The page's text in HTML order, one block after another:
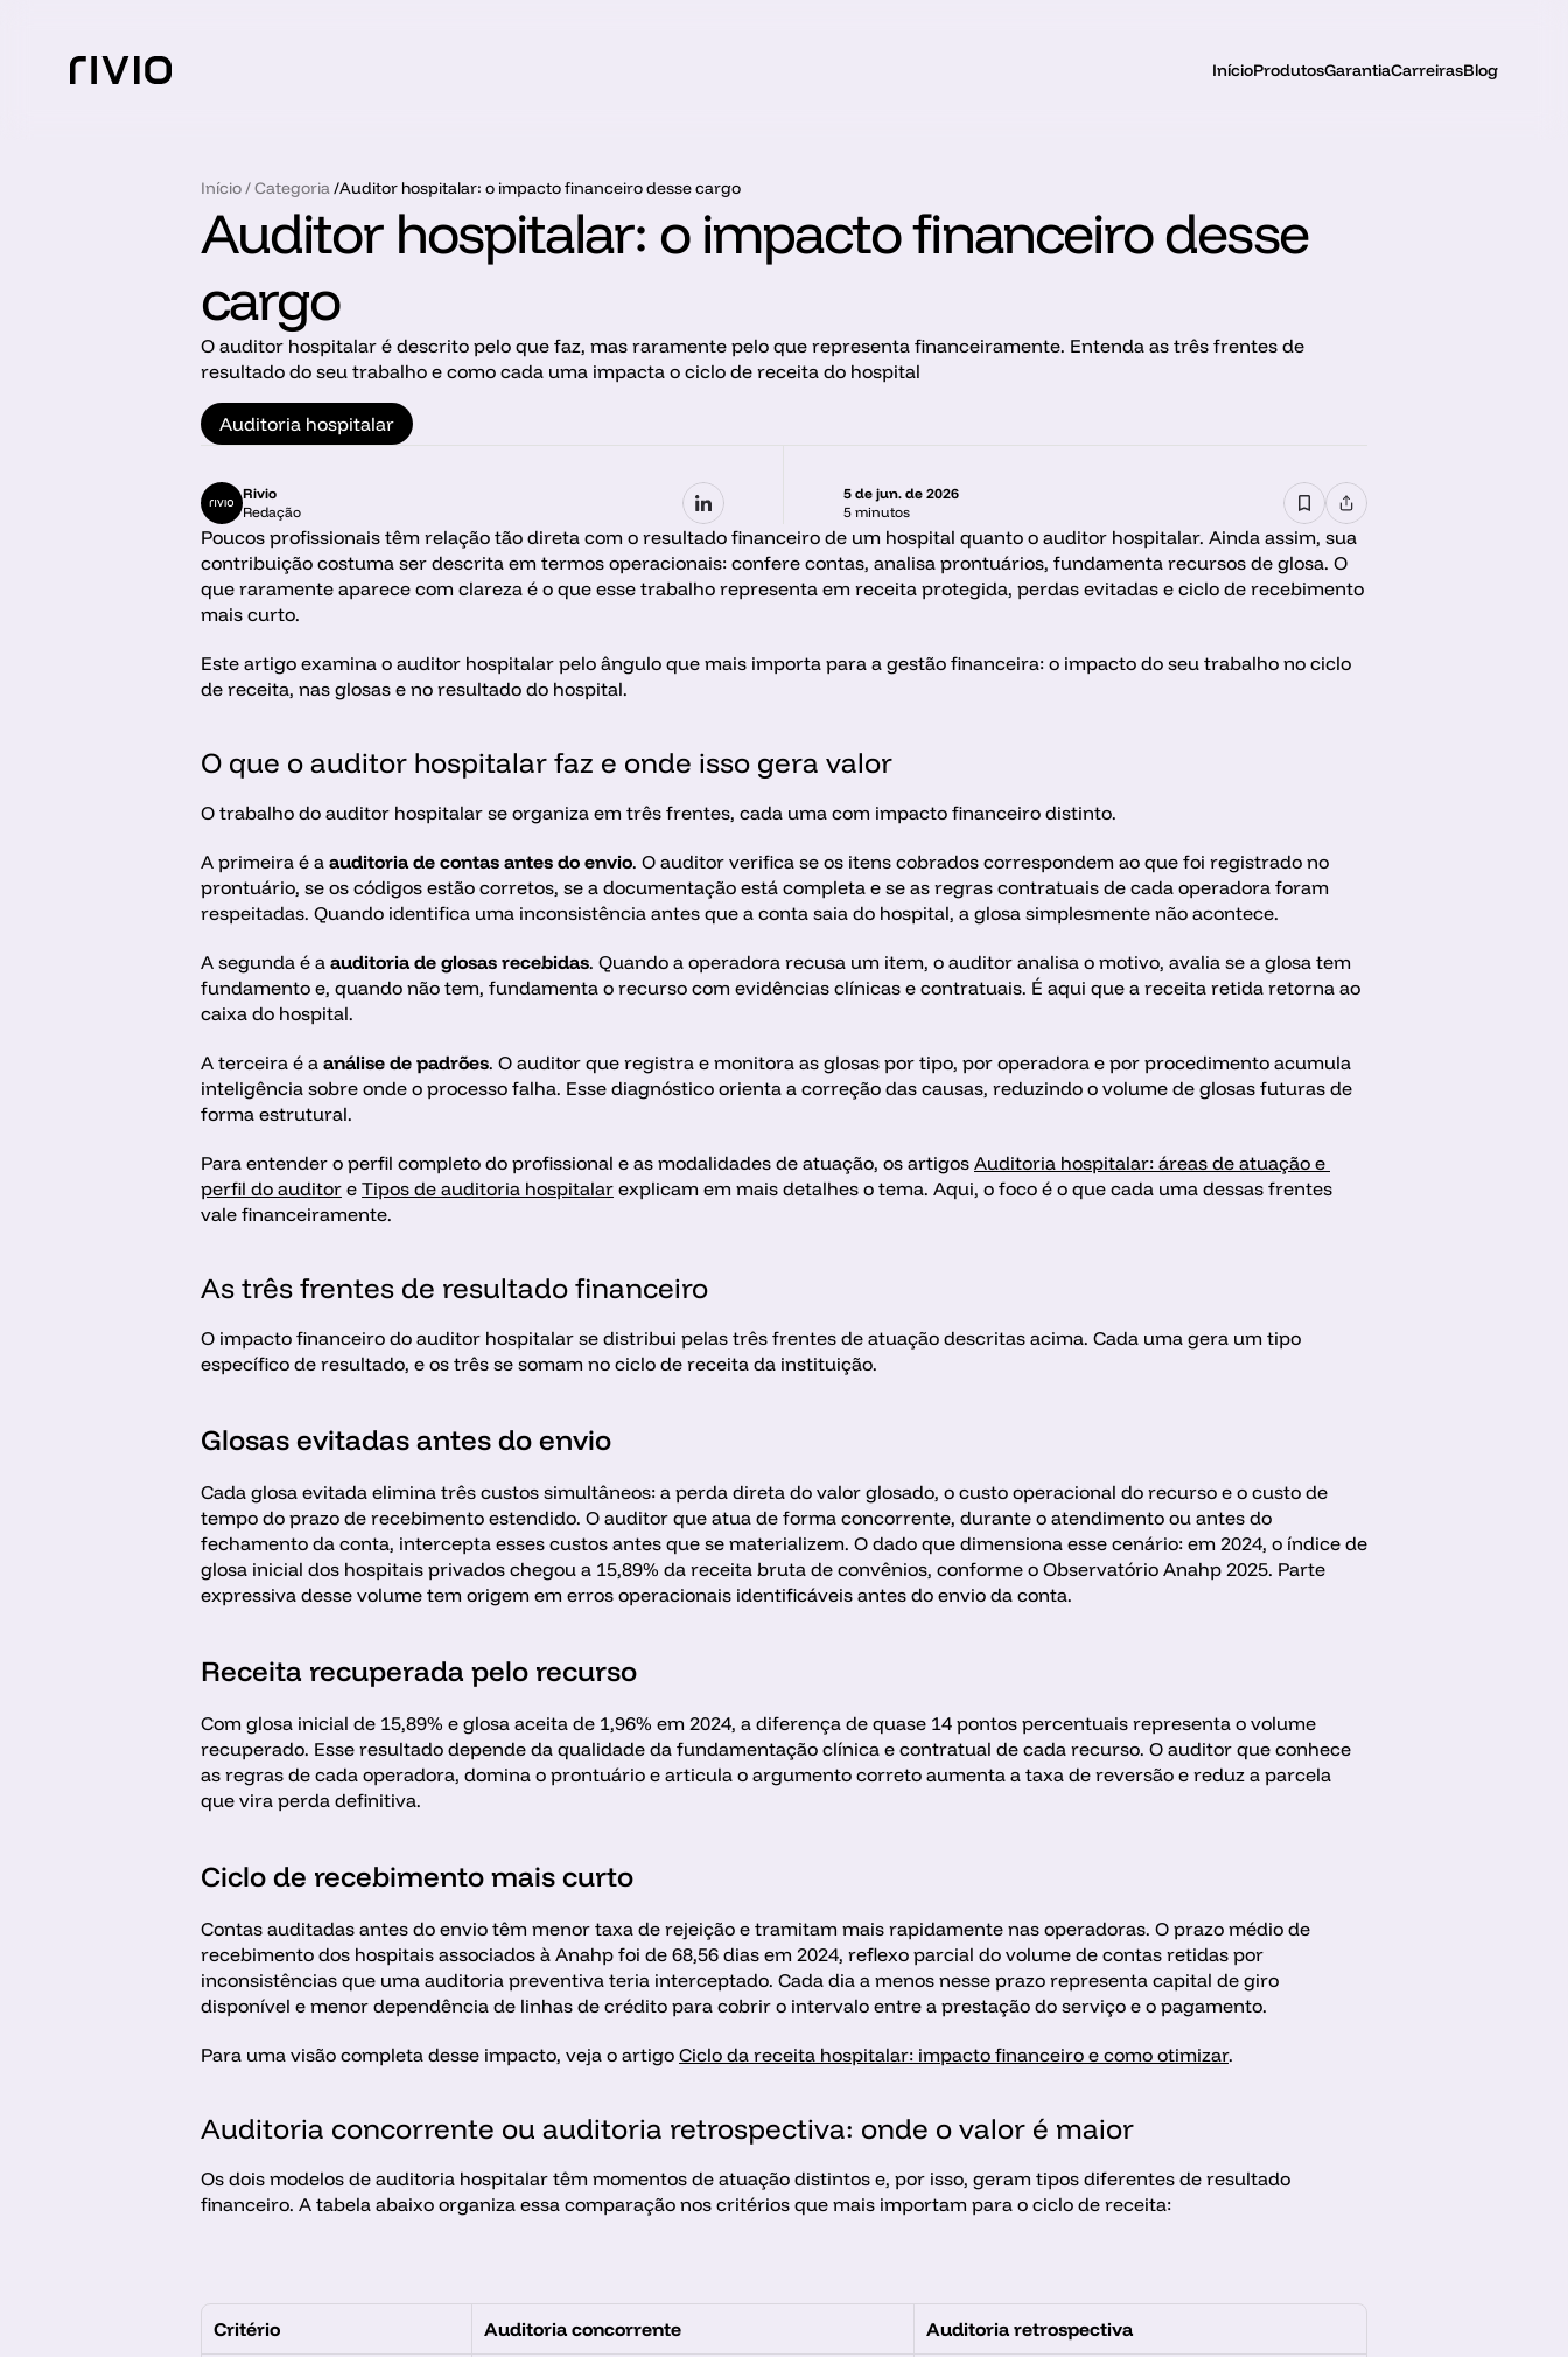
InícioProdutosGarantiaCarreirasBlog
Início / Categoria /Auditor hospitalar: o impacto financeiro desse cargo
Auditor hospitalar: o impacto financeiro desse
cargo
O auditor hospitalar é descrito pelo que faz, mas raramente pelo que representa financeiramente. Entenda as três frentes de
resultado do seu trabalho e como cada uma impacta o ciclo de receita do hospital
Auditoria hospitalar
Rivio
Redação
5 de jun. de 2026
5 minutos
Poucos profissionais têm relação tão direta com o resultado financeiro de um hospital quanto o auditor hospitalar. Ainda assim, sua
contribuição costuma ser descrita em termos operacionais: confere contas, analisa prontuários, fundamenta recursos de glosa. O
que raramente aparece com clareza é o que esse trabalho representa em receita protegida, perdas evitadas e ciclo de recebimento
mais curto.
Este artigo examina o auditor hospitalar pelo ângulo que mais importa para a gestão financeira: o impacto do seu trabalho no ciclo
de receita, nas glosas e no resultado do hospital.
O que o auditor hospitalar faz e onde isso gera valor
O trabalho do auditor hospitalar se organiza em três frentes, cada uma com impacto financeiro distinto.
A primeira é a auditoria de contas antes do envio. O auditor verifica se os itens cobrados correspondem ao que foi registrado no
prontuário, se os códigos estão corretos, se a documentação está completa e se as regras contratuais de cada operadora foram
respeitadas. Quando identifica uma inconsistência antes que a conta saia do hospital, a glosa simplesmente não acontece.
A segunda é a auditoria de glosas recebidas. Quando a operadora recusa um item, o auditor analisa o motivo, avalia se a glosa tem
fundamento e, quando não tem, fundamenta o recurso com evidências clínicas e contratuais. É aqui que a receita retida retorna ao
caixa do hospital.
A terceira é a análise de padrões. O auditor que registra e monitora as glosas por tipo, por operadora e por procedimento acumula
inteligência sobre onde o processo falha. Esse diagnóstico orienta a correção das causas, reduzindo o volume de glosas futuras de
forma estrutural.
Para entender o perfil completo do profissional e as modalidades de atuação, os artigos Auditoria hospitalar: áreas de atuação e
perfil do auditor e Tipos de auditoria hospitalar explicam em mais detalhes o tema. Aqui, o foco é o que cada uma dessas frentes
vale financeiramente.
As três frentes de resultado financeiro
O impacto financeiro do auditor hospitalar se distribui pelas três frentes de atuação descritas acima. Cada uma gera um tipo
específico de resultado, e os três se somam no ciclo de receita da instituição.
Glosas evitadas antes do envio
Cada glosa evitada elimina três custos simultâneos: a perda direta do valor glosado, o custo operacional do recurso e o custo de
tempo do prazo de recebimento estendido. O auditor que atua de forma concorrente, durante o atendimento ou antes do
fechamento da conta, intercepta esses custos antes que se materializem. O dado que dimensiona esse cenário: em 2024, o índice de
glosa inicial dos hospitais privados chegou a 15,89% da receita bruta de convênios, conforme o Observatório Anahp 2025. Parte
expressiva desse volume tem origem em erros operacionais identificáveis antes do envio da conta.
Receita recuperada pelo recurso
Com glosa inicial de 15,89% e glosa aceita de 1,96% em 2024, a diferença de quase 14 pontos percentuais representa o volume
recuperado. Esse resultado depende da qualidade da fundamentação clínica e contratual de cada recurso. O auditor que conhece
as regras de cada operadora, domina o prontuário e articula o argumento correto aumenta a taxa de reversão e reduz a parcela
que vira perda definitiva.
Ciclo de recebimento mais curto
Contas auditadas antes do envio têm menor taxa de rejeição e tramitam mais rapidamente nas operadoras. O prazo médio de
recebimento dos hospitais associados à Anahp foi de 68,56 dias em 2024, reflexo parcial do volume de contas retidas por
inconsistências que uma auditoria preventiva teria interceptado. Cada dia a menos nesse prazo representa capital de giro
disponível e menor dependência de linhas de crédito para cobrir o intervalo entre a prestação do serviço e o pagamento.
Para uma visão completa desse impacto, veja o artigo Ciclo da receita hospitalar: impacto financeiro e como otimizar.
Auditoria concorrente ou auditoria retrospectiva: onde o valor é maior
Os dois modelos de auditoria hospitalar têm momentos de atuação distintos e, por isso, geram tipos diferentes de resultado
financeiro. A tabela abaixo organiza essa comparação nos critérios que mais importam para o ciclo de receita:
Critério Auditoria concorrente Auditoria retrospectiva